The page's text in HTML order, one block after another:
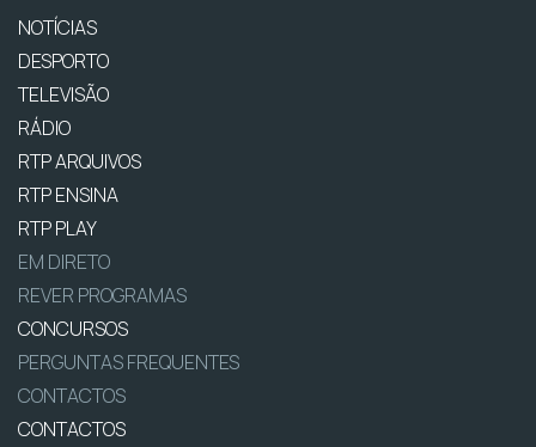
NOTÍCIAS
DESPORTO
TELEVISÃO
RÁDIO
RTP ARQUIVOS
RTP ENSINA
RTP PLAY
EM DIRETO
REVER PROGRAMAS
CONCURSOS
PERGUNTAS FREQUENTES
CONTACTOS
CONTACTOS